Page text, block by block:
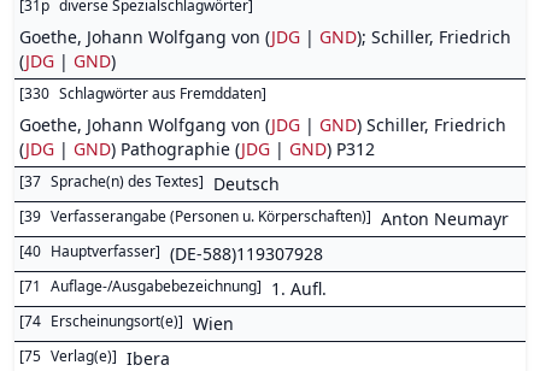
[31p diverse Spezialschlagwörter]
Goethe, Johann Wolfgang von (JDG | GND); Schiller, Friedrich
(JDG | GND)
[330 Schlagwörter aus Fremddaten]
Goethe, Johann Wolfgang von (JDG | GND) Schiller, Friedrich
(JDG | GND) Pathographie (JDG | GND) P312
[37 Sprache(n) des Textes] Deutsch
[39 Verfasserangabe (Personen u. Körperschaften)] Anton Neumayr
[40 Hauptverfasser] (DE-588)119307928
[71 Auflage-/Ausgabebezeichnung] 1. Aufl.
[74 Erscheinungsort(e)] Wien
[75 Verlag(e)] Ibera